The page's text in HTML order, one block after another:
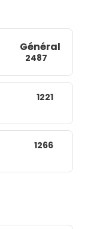
Général
2487
1221
1266